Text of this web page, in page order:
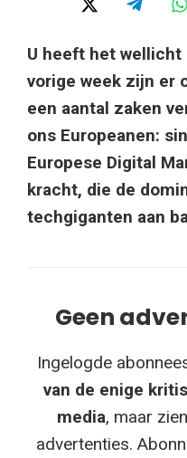
U heeft het
vorige week zijn er
een aantal zaken
ons Europeanen:
Europese Digital
kracht, die de
techgiganten aan
Geen
Ingelogde
van de enige
media, maar
advertenties.